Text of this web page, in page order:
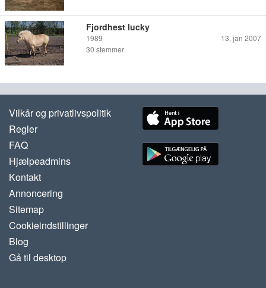
Fjordhest lucky
1989
13. jan 2007
30 stemmer
Vilkår og privatlivspolitik
Regler
FAQ
Hjælpeadmins
Kontakt
Annoncering
Sitemap
Cookieindstillinger
Blog
Gå til desktop